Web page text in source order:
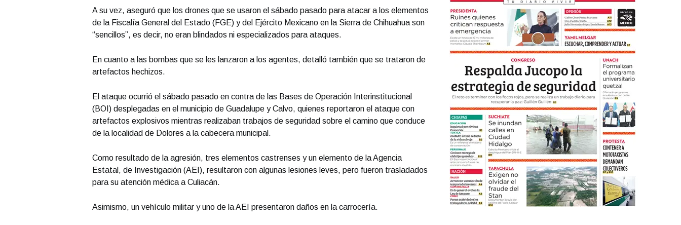
A su vez, aseguró que los drones que se usaron el sábado pasado para atacar a los elementos
de la Fiscalía General del Estado (FGE) y del Ejército Mexicano en la Sierra de Chihuahua son
“sencillos”, es decir, no eran blindados ni especializados para ataques.
En cuanto a las bombas que se les lanzaron a los agentes, detalló también que se trataron de
artefactos hechizos.
El ataque ocurrió el sábado pasado en contra de las Bases de Operación Interinstitucional
(BOI) desplegadas en el municipio de Guadalupe y Calvo, quienes reportaron el ataque con
artefactos explosivos mientras realizaban trabajos de seguridad sobre el camino que conduce
de la localidad de Dolores a la cabecera municipal.
Como resultado de la agresión, tres elementos castrenses y un elemento de la Agencia
Estatal, de Investigación (AEI), resultaron con algunas lesiones leves, pero fueron trasladados
para su atención médica a Culiacán.
Asimismo, un vehículo militar y uno de la AEI presentaron daños en la carrocería.